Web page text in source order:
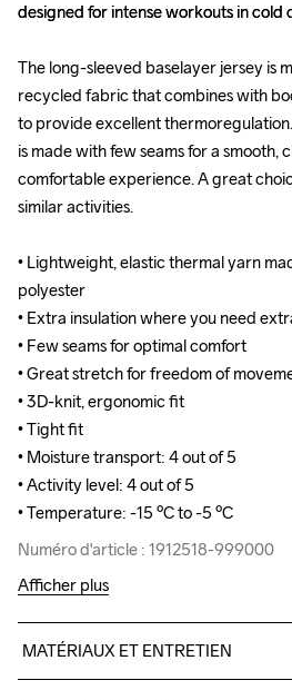
designed for intense workouts in cold
The long-sleeved baselayer jersey is
recycled fabric that combines with
to provide excellent
is made with few seams for a smooth,
comfortable experience. A great
similar activities.
• Lightweight, elastic thermal yarn
polyester
• Extra insulation where you need
• Few seams for optimal comfort
• Great stretch for freedom of
• 3D-knit, ergonomic fit
• Tight fit
• Moisture transport: 4 out of 5
• Activity level: 4 out of 5
• Temperature: -15 ºC to -5 ºC
Numéro d'article : 1912518-999000
designed for intense workouts in cold
The long-sleeved baselayer jersey is
recycled fabric that combines with
to provide excellent
is made with few seams for a smooth,
comfortable experience. A great
similar activities.
• Lightweight, elastic thermal yarn
polyester
• Extra insulation where you need
• Few seams for optimal comfort
• Great stretch for freedom of
• 3D-knit, ergonomic fit
• Tight fit
• Moisture transport: 4 out of 5
• Activity level: 4 out of 5
• Temperature: -15 ºC to -5 ºC
Numéro d'article : 1912518-999000
Afficher plus
MATÉRIAUX ET ENTRETIEN